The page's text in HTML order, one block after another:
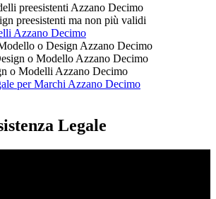
preesistenti Azzano Decimo
preesistenti ma non più validi
Azzano Decimo
o Design Azzano Decimo
o Modello Azzano Decimo
o Modelli Azzano Decimo
per Marchi Azzano Decimo
Legale